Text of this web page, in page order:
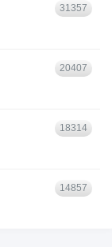
31357
20407
18314
14857